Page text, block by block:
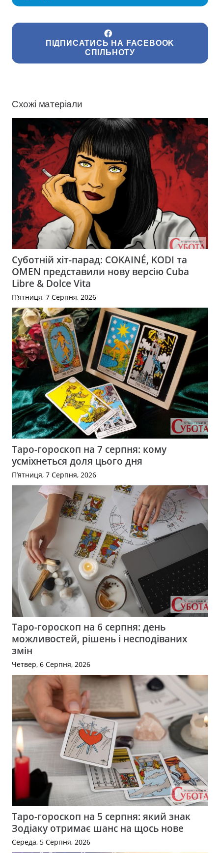
ПІДПИСАТИСЬ НА FACEBOOK
СПІЛЬНОТУ
Схожі матеріали
Суботній хіт-парад: COKAINÉ, KODI та
OMEN представили нову версію Cuba
Libre & Dolce Vita
П’ятниця, 7 Серпня, 2026
Таро-гороскоп на 7 серпня: кому
усміхнеться доля цього дня
П’ятниця, 7 Серпня, 2026
Таро-гороскоп на 6 серпня: день
можливостей, рішень і несподіваних
змін
Четвер, 6 Серпня, 2026
Таро-гороскоп на 5 серпня: який знак
Зодіаку отримає шанс на щось нове
Середа, 5 Серпня, 2026